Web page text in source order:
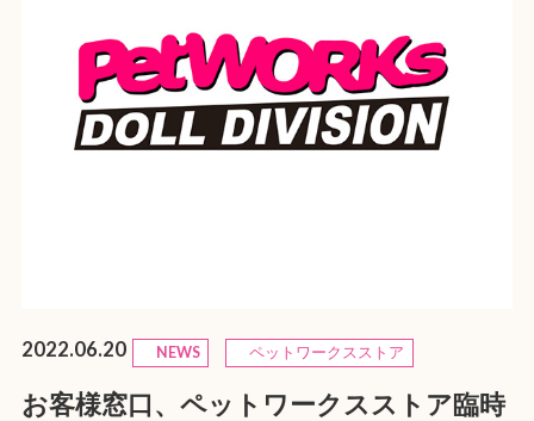
2022.06.20 NEWS ペットワークスストア
お客様窓口、ペットワークスストア臨時